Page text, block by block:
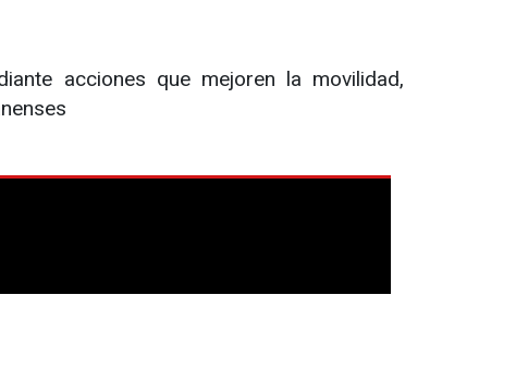
acciones que mejoren la movilidad,